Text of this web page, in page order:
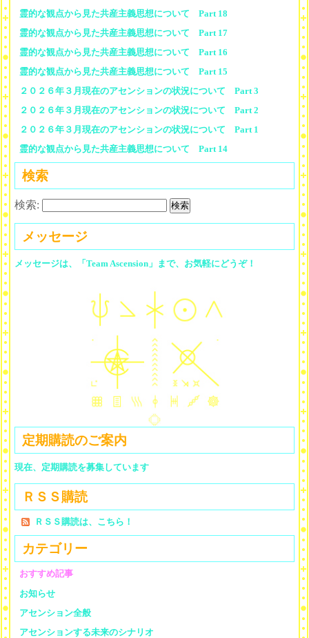
霊的な観点から見た共産主義思想について Part 18
霊的な観点から見た共産主義思想について Part 17
霊的な観点から見た共産主義思想について Part 16
霊的な観点から見た共産主義思想について Part 15
２０２６年３月現在のアセンションの状況について Part 3
２０２６年３月現在のアセンションの状況について Part 2
２０２６年３月現在のアセンションの状況について Part 1
霊的な観点から見た共産主義思想について Part 14
検索
検索:
メッセージ
メッセージは、「Team Ascension」まで、お気軽にどうぞ！
定期購読のご案内
現在、定期購読を募集しています
ＲＳＳ購読
ＲＳＳ購読は、こちら！
カテゴリー
おすすめ記事
お知らせ
アセンション全般
アセンションする未来のシナリオ